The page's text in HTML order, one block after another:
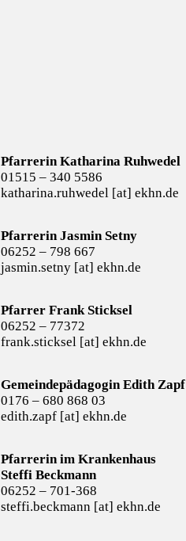
Pfarrerin Katharina Ruhwedel
01515 – 340 5586
katharina.ruhwedel [at] ekhn.de
Pfarrerin Jasmin Setny
06252 – 798 667
jasmin.setny [at] ekhn.de
Pfarrer Frank Sticksel
06252 – 77372
frank.sticksel [at] ekhn.de
Gemeindepädagogin Edith Zapf
0176 – 680 868 03
edith.zapf [at] ekhn.de
Pfarrerin im Krankenhaus
Steffi Beckmann
06252 – 701-368
steffi.beckmann [at] ekhn.de